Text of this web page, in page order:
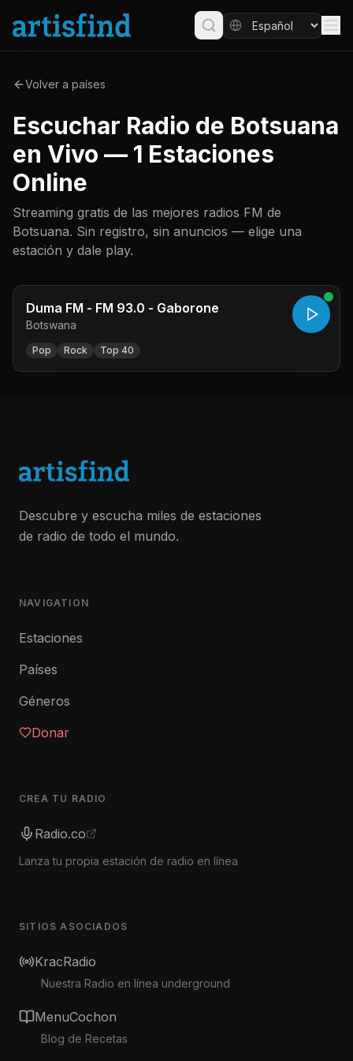
Volver a países
Escuchar Radio de Botsuana
en Vivo — 1 Estaciones
Online
Streaming gratis de las mejores radios FM de
Botsuana. Sin registro, sin anuncios — elige una
estación y dale play.
Duma FM - FM 93.0 - Gaborone
Botswana
Pop Rock Top 40
Descubre y escucha miles de estaciones
de radio de todo el mundo.
NAVIGATION
Estaciones
Países
Géneros
Donar
CREA TU RADIO
Radio.co
Lanza tu propia estación de radio en línea
SITIOS ASOCIADOS
KracRadio
Nuestra Radio en línea underground
MenuCochon
Blog de Recetas